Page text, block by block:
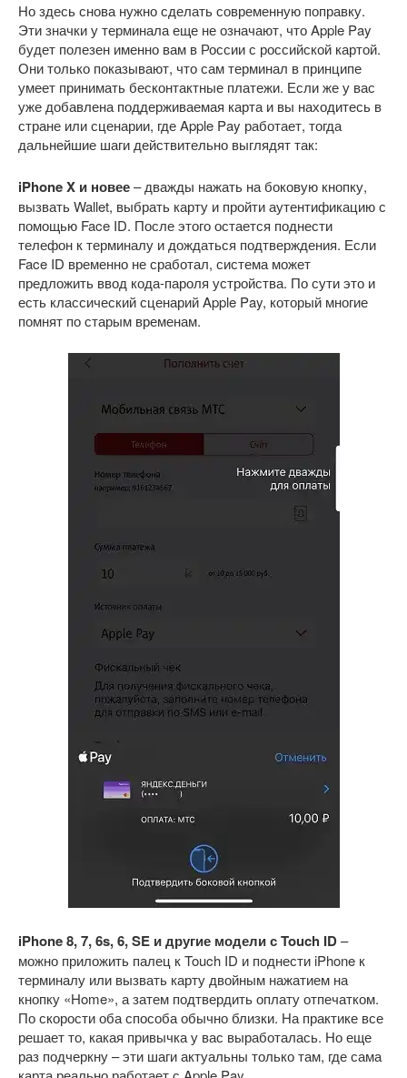
Но здесь снова нужно сделать современную поправку.
Эти значки у терминала еще не означают, что Apple Pay
будет полезен именно вам в России с российской картой.
Они только показывают, что сам терминал в принципе
умеет принимать бесконтактные платежи. Если же у вас
уже добавлена поддерживаемая карта и вы находитесь в
стране или сценарии, где Apple Pay работает, тогда
дальнейшие шаги действительно выглядят так:
iPhone X и новее– дважды нажать на боковую кнопку,
вызвать Wallet, выбрать карту и пройти аутентификацию с
помощью Face ID. После этого остается поднести
телефон к терминалу и дождаться подтверждения. Если
Face ID временно не сработал, система может
предложить ввод кода-пароля устройства. По сути это и
есть классический сценарий Apple Pay, который многие
помнят по старым временам.
iPhone 8, 7, 6s, 6, SE и другие модели с Touch ID–
можно приложить палец к Touch ID и поднести iPhone к
терминалу или вызвать карту двойным нажатием на
кнопку «Home», а затем подтвердить оплату отпечатком.
По скорости оба способа обычно близки. На практике все
решает то, какая привычка у вас выработалась. Но еще
раз подчеркну – эти шаги актуальны только там, где сама